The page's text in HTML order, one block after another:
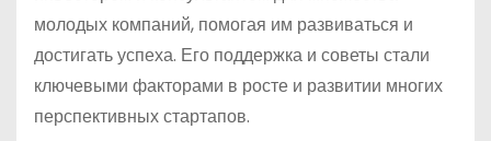
молодых компаний, помогая им развиваться и
достигать успеха. Его поддержка и советы стали
ключевыми факторами в росте и развитии многих
перспективных стартапов.